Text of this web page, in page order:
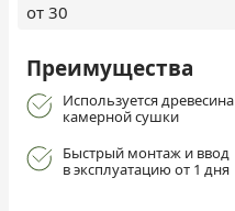
от 30
Преимущества
Используется древесина
камерной сушки
Быстрый монтаж и ввод
в эксплуатацию от 1 дня